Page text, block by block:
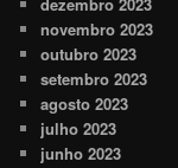
novembro 2023
outubro 2023
setembro 2023
agosto 2023
julho 2023
junho 2023